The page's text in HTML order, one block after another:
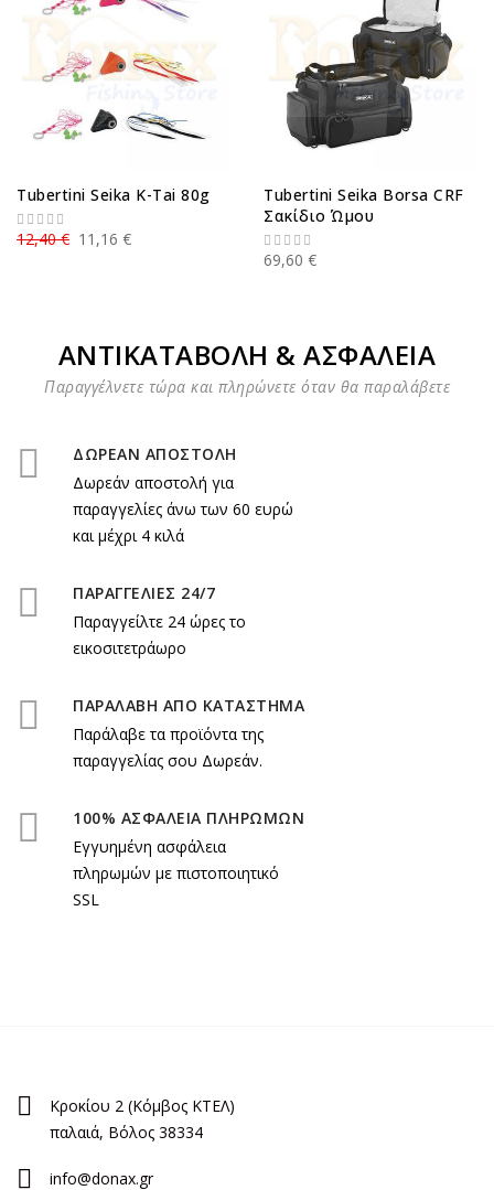
Tubertini Seika K-Tai 80g
11,16 €
12,40 €
Tubertini Seika Borsa CRF
Σακίδιο Ώμου
69,60 €
ΑΝΤΙΚΑΤΑΒΟΛΗ & ΑΣΦΑΛΕΙΑ
Παραγγέλνετε τώρα και πληρώνετε όταν θα παραλάβετε
ΔΩΡΕΑΝ ΑΠΟΣΤΟΛΗ
Δωρεάν αποστολή για
παραγγελίες άνω των 60 ευρώ
και μέχρι 4 κιλά
ΠΑΡΑΓΓΕΛΙΕΣ 24/7
Παραγγείλτε 24 ώρες το
εικοσιτετράωρο
ΠΑΡΑΛΑΒΗ ΑΠΟ ΚΑΤΑΣΤΗΜΑ
Παράλαβε τα προϊόντα της
παραγγελίας σου Δωρεάν.
100% ΑΣΦΑΛΕΙΑ ΠΛΗΡΩΜΩΝ
Εγγυημένη ασφάλεια
πληρωμών με πιστοποιητικό
SSL
Κροκίου 2 (Κόμβος ΚΤΕΛ)
παλαιά, Βόλος 38334
info@donax.gr